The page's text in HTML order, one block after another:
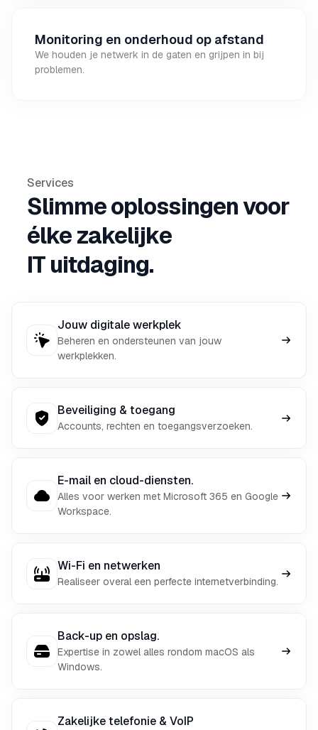
Monitoring en onderhoud op afstand
We houden je netwerk in de gaten en grijpen in bij
problemen.
Services
Slimme oplossingen voor
élke zakelijke
IT uitdaging.
Jouw digitale werkplek
Beheren en ondersteunen van jouw
werkplekken.
Beveiliging & toegang
Accounts, rechten en toegangsverzoeken.
E-mail en cloud-diensten.
Alles voor werken met Microsoft 365 en Google
Workspace.
Wi-Fi en netwerken
Realiseer overal een perfecte internetverbinding.
Back-up en opslag.
Expertise in zowel alles rondom macOS als
Windows.
Zakelijke telefonie & VoIP